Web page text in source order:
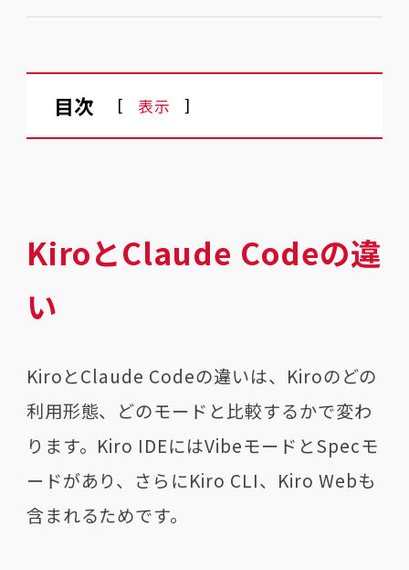
目次 [ 表示 ]
KiroとClaude Codeの違
い
KiroとClaude Codeの違いは、Kiroのどの
利用形態、どのモードと比較するかで変わ
ります。Kiro IDEにはVibeモードとSpecモ
ードがあり、さらにKiro CLI、Kiro Webも
含まれるためです。